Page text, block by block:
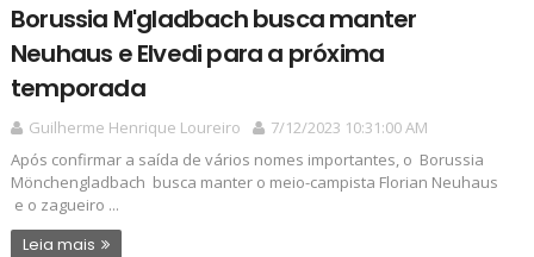
Borussia M'gladbach busca manter
Neuhaus e Elvedi para a próxima
temporada
Guilherme Henrique Loureiro
7/12/2023 10:31:00 AM
Após confirmar a saída de vários nomes importantes, o Borussia
Mönchengladbach busca manter o meio-campista Florian Neuhaus
e o zagueiro ...
Leia mais